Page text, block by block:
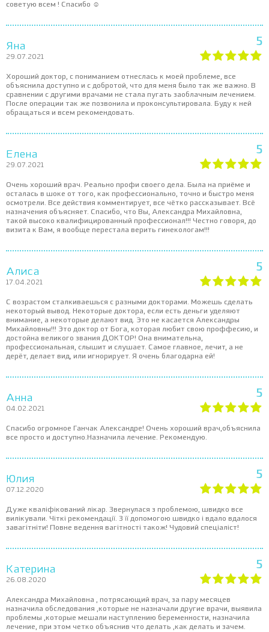
советую всем ! Спасибо ☺️
Яна
29.07.2021
5
Хороший доктор, с пониманием отнеслась к моей проблеме, все
объяснила доступно и с добротой, что для меня было так же важно. В
сравнении с другими врачами не стала пугать заоблачным лечением.
После операции так же позвонила и проконсультировала. Буду к ней
обращаться и всем рекомендовать.
Елена
29.07.2021
5
Очень хороший врач. Реально профи своего дела. Была на приёме и
осталась в шоке от того, как профессионально, точно и быстро меня
осмотрели. Все действия комментирует, все чётко рассказывает. Всё
назначения объясняет. Спасибо, что Вы, Александра Михайловна,
такой высоко квалифицированный профессионал!!! Честно говоря, до
визита к Вам, я вообще перестала верить гинекологам!!!
Алиса
17.04.2021
5
С возрастом сталкиваешься с разными докторами. Можешь сделать
некоторый вывод. Некоторые доктора, если есть деньги уделяют
внимание, а некоторые делают вид. Это не касается Александры
Михайловны!!! Это доктор от Бога, которая любит свою проффесию, и
достойна великого звания ДОКТОР! Она внимательна,
профессиональная, слышит и слушает. Самое главное, лечит, а не
дерёт, делает вид, или игнорирует. Я очень благодарна ей!
Анна
04.02.2021
5
Спасибо огромное Ганчак Александре! Очень хороший врач,объяснила
все просто и доступно.Назначила лечение. Рекомендую.
Юлия
07.12.2020
5
Дуже кваліфікований лікар. Звернулася з проблемою, швидко все
вилікували. Чіткі рекомендації. З її допомогою швидко і вдало вдалося
завагітніти! Повне ведення вагітності також! Чудовий спеціаліст!
Катерина
26.08.2020
5
Александра Михайловна , потрясающий врач, за пару месяцев
назначила обследования ,которые не назначали другие врачи, выявила
проблемы ,которые мешали наступлению беременности, назначила
лечение, при этом четко объяснив что делать ,как делать и зачем.